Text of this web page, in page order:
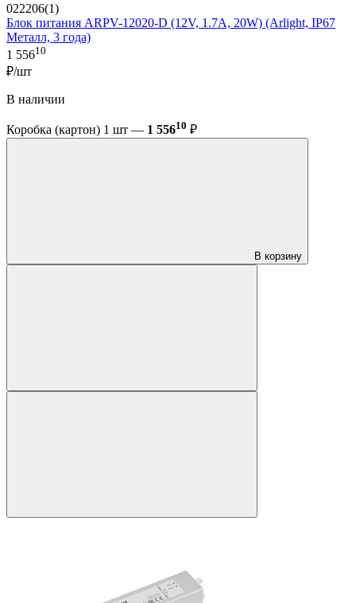
022206(1)
Блок питания ARPV-12020-D (12V, 1.7A, 20W) (Arlight, IP67
Металл, 3 года)
1 55610
₽/шт
В наличии
Коробка (картон) 1 шт — 1 55610 ₽
В корзину